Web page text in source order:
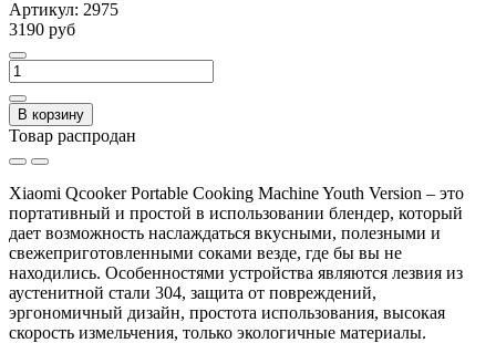
Артикул: 2975
3190 руб
В корзину
Товар распродан
Xiaomi Qcooker Portable Cooking Machine Youth Version – это
портативный и простой в использовании блендер, который
дает возможность наслаждаться вкусными, полезными и
свежеприготовленными соками везде, где бы вы не
находились. Особенностями устройства являются лезвия из
аустенитной стали 304, защита от повреждений,
эргономичный дизайн, простота использования, высокая
скорость измельчения, только экологичные материалы.